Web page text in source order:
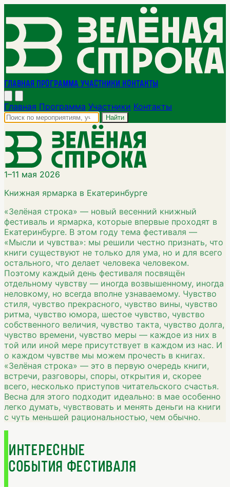
Главная Программа Участники Контакты
Главная Программа Участники Контакты
Найти
1–11 мая 2026
Книжная ярмарка в Екатеринбурге
«Зелёная строка» — новый весенний книжный
фестиваль и ярмарка, которые впервые проходят в
Екатеринбурге. В этом году тема фестиваля —
«Мысли и чувства»: мы решили честно признать, что
книги существуют не только для ума, но и для всего
остального, что делает человека человеком.
Поэтому каждый день фестиваля посвящён
отдельному чувству — иногда возвышенному, иногда
неловкому, но всегда вполне узнаваемому. Чувство
стиля, чувство прекрасного, чувство вины, чувство
ритма, чувство юмора, шестое чувство, чувство
собственного величия, чувство такта, чувство долга,
чувство времени, чувство меры — каждое из них в
той или иной мере присутствует в каждом из нас. И
о каждом чувстве мы можем прочесть в книгах.
«Зелёная строка» — это в первую очередь книги,
встречи, разговоры, споры, открытия и, скорее
всего, несколько приступов читательского счастья.
Весна для этого подходит идеально: в мае особенно
легко думать, чувствовать и менять деньги на книги
с чуть меньшей рациональностью, чем обычно.
ИНТЕРЕСНЫЕ
СОБЫТИЯ ФЕСТИВАЛЯ